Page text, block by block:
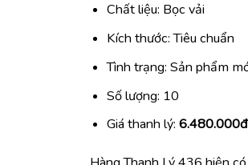
Chất liệu: Bọc vải
Kích thước: Tiêu chuẩn
Tình trạng: Sản phẩm
Số lượng: 10
Giá thanh lý:6.480.000đ